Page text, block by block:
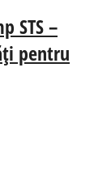
STS –
pentru